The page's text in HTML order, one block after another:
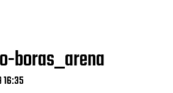
boras_arena